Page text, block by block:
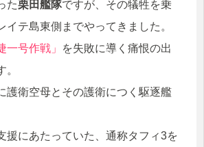
た栗田艦隊ですが、その犠牲を乗
イテ島東側までやってきました。
一号作戦」
を失敗に導く痛恨の出
護衛空母とその護衛につく駆逐艦
援にあたっていた、通称タフィ3を